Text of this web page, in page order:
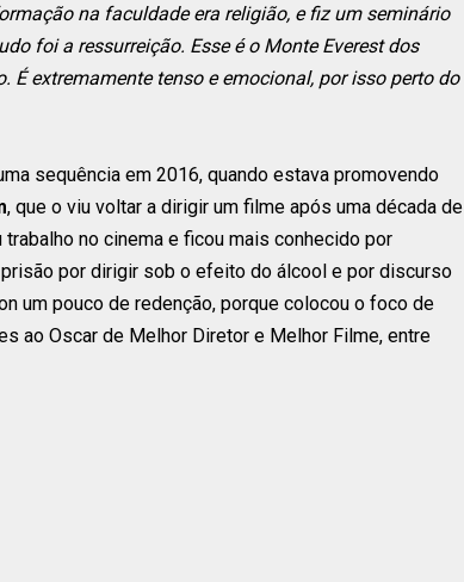
na faculdade era religião, e fiz um seminário
foi a ressurreição. Esse é o Monte Everest dos
extremamente tenso e emocional, por isso perto do
sequência em 2016, quando estava promovendo
, que o viu voltar a dirigir um filme após uma década de
no cinema e ficou mais conhecido por
por dirigir sob o efeito do álcool e por discurso
um pouco de redenção, porque colocou o foco de
ao Oscar de Melhor Diretor e Melhor Filme, entre